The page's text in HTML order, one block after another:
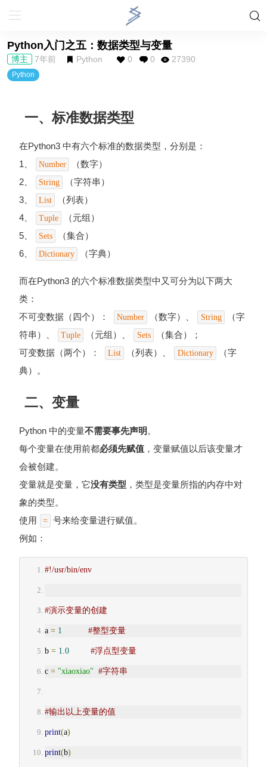
Python入门之五：数据类型与变量
博主 7年前 Python 0 0 27390
Python
一、标准数据类型
在Python3 中有六个标准的数据类型，分别是：
1、
Number
（数字）
2、
String
（字符串）
3、
List
（列表）
4、
Tuple
（元组）
5、
Sets
（集合）
6、
Dictionary （字典）
而在Python3 的六个标准数据类型中又可分为以下两大
类：
不可变数据（四个）：
Number （数字）、 String
（字
符串）、
Tuple （元组）、 Sets
（集合）；
可变数据（两个）：
List （列表）、 Dictionary
（字
典）。
二、变量
Python 中的变量不需要事先声明 。
每个变量在使用前都必须先赋值 ，变量赋值以后该变量才
会被创建。
变量就是变量，它没有类型 ，类型是变量所指的内存中对
象的类型。
使用
=
号来给变量进行赋值。
例如：
#!/usr/bin/env
#演示变量的创建
a = 1 #整型变量
b = 1.0 #浮点型变量
c = "xiaoxiao" #字符串
#输出以上变量的值
print(a)
print(b)